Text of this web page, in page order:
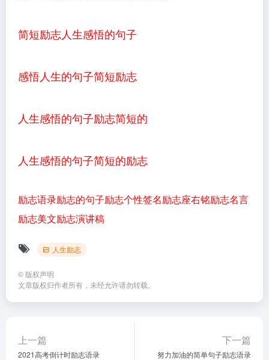
简短励志人生感悟的句子
感悟人生的句子简短励志
人生感悟的句子励志简短的
人生感悟的句子简短的励志
励志语录励志的句子励志个性签名励志座右铭励志名言
励志美文励志演讲稿
人生励志
© 版权声明
文章版权归作者所有，未经允许请勿转载。
上一篇
2021高考倒计时励志语录
下一篇
努力加油的简单句子励志语录